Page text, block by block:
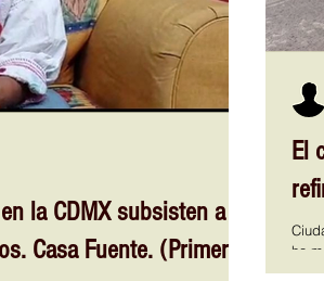
la CDMX subsisten a
Casa Fuente. (Primera
El
ha